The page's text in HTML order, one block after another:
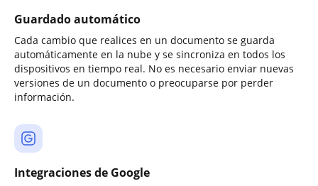
Guardado automático
Cada cambio que realices en un documento se guarda
automáticamente en la nube y se sincroniza en todos los
dispositivos en tiempo real. No es necesario enviar nuevas
versiones de un documento o preocuparse por perder
información.
Integraciones de Google